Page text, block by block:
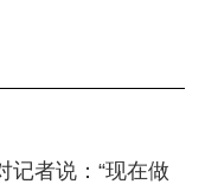
者说：“现在做